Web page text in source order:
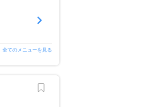
全てのメニューを見る